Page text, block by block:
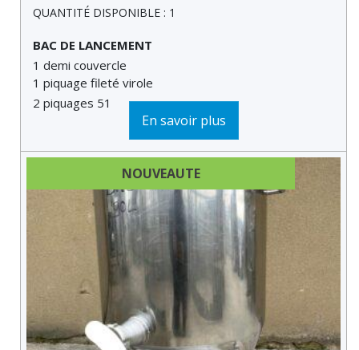
QUANTITÉ DISPONIBLE : 1
En savoir plus
BAC DE LANCEMENT
1 demi couvercle
1 piquage fileté virole
2 piquages 51
NOUVEAUTE
DERNIÈRE MINUTE